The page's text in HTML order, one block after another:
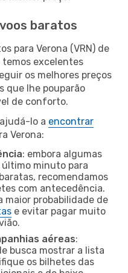
baratos
para Verona (VRN) de
temos excelentes
os melhores preços
que lhe pouparão
de conforto.
lo a encontrar
Verona:
: embora algumas
último minuto para
recomendamos
com antecedência.
maior probabilidade de
e evitar pagar muito
aéreas:
busca mostrar a lista
os bilhetes das